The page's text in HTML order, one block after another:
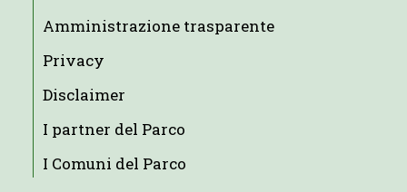
Amministrazione trasparente
Privacy
Disclaimer
I partner del Parco
I Comuni del Parco